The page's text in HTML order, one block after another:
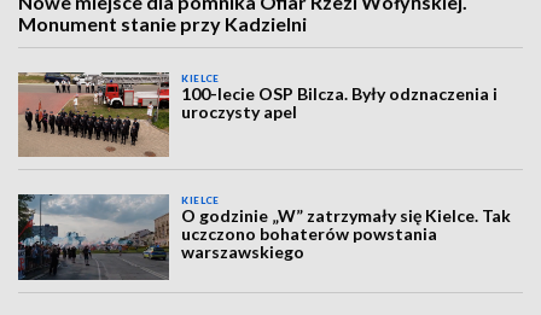
Monument stanie przy Kadzielni
KIELCE
100-lecie OSP Bilcza. Były odznaczenia i
uroczysty apel
KIELCE
O godzinie „W” zatrzymały się Kielce. Tak
uczczono bohaterów powstania
warszawskiego